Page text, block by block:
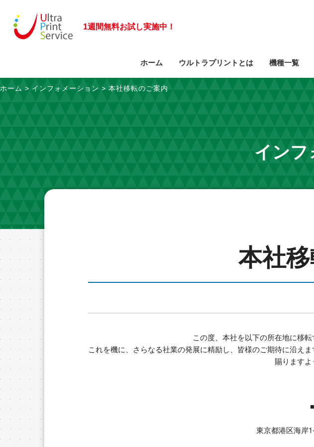
1週間無料お試し実施中！
ホーム ウルトラプリントとは
導入事例
機種一覧
ビジネスモデルの特長
会社概要
サービスに関するご質問
お問い合わせフォーム
ホーム > インフォメーション > 本社移転のご案内
インフ
本社
この度、本社を以下の所在地に移
これを機に、さらなる社業の発展に精励し、皆様のご期待に沿え
賜りますよ
東京都港区海